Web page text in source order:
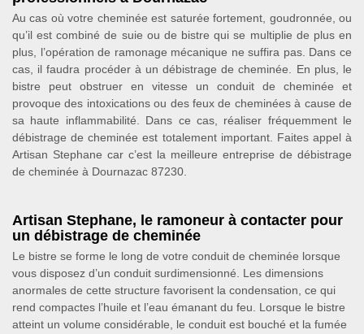
Au cas où votre cheminée est saturée fortement, goudronnée, ou
qu’il est combiné de suie ou de bistre qui se multiplie de plus en
plus, l’opération de ramonage mécanique ne suffira pas. Dans ce
cas, il faudra procéder à un débistrage de cheminée. En plus, le
bistre peut obstruer en vitesse un conduit de cheminée et
provoque des intoxications ou des feux de cheminées à cause de
sa haute inflammabilité. Dans ce cas, réaliser fréquemment le
débistrage de cheminée est totalement important. Faites appel à
Artisan Stephane car c’est la meilleure entreprise de débistrage
de cheminée à Dournazac 87230.
Artisan Stephane, le ramoneur à contacter pour
un débistrage de cheminée
Le bistre se forme le long de votre conduit de cheminée lorsque
vous disposez d’un conduit surdimensionné. Les dimensions
anormales de cette structure favorisent la condensation, ce qui
rend compactes l’huile et l’eau émanant du feu. Lorsque le bistre
atteint un volume considérable, le conduit est bouché et la fumée